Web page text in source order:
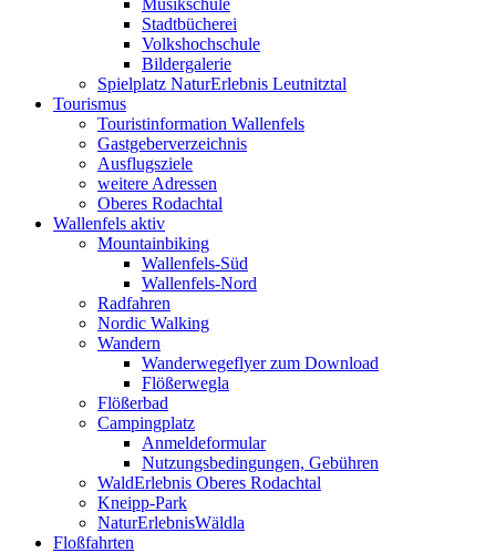
Musikschule
Stadtbücherei
Volkshochschule
Bildergalerie
Spielplatz NaturErlebnis Leutnitztal
Tourismus
Touristinformation Wallenfels
Gastgeberverzeichnis
Ausflugsziele
weitere Adressen
Oberes Rodachtal
Wallenfels aktiv
Mountainbiking
Wallenfels-Süd
Wallenfels-Nord
Radfahren
Nordic Walking
Wandern
Wanderwegeflyer zum Download
Flößerwegla
Flößerbad
Campingplatz
Anmeldeformular
Nutzungsbedingungen, Gebühren
WaldErlebnis Oberes Rodachtal
Kneipp-Park
NaturErlebnisWäldla
Floßfahrten